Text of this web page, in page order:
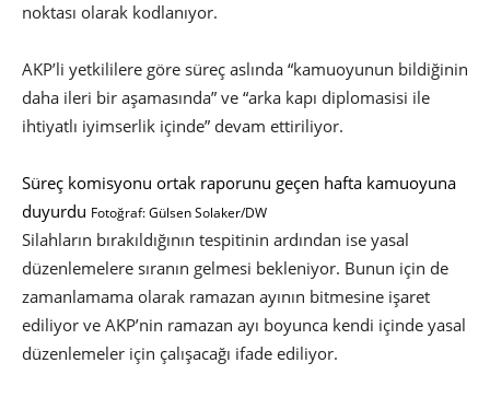
noktası olarak kodlanıyor.
AKP’li yetkililere göre süreç aslında “kamuoyunun bildiğinin
daha ileri bir aşamasında” ve “arka kapı diplomasisi ile
ihtiyatlı iyimserlik içinde” devam ettiriliyor.
Süreç komisyonu ortak raporunu geçen hafta kamuoyuna
duyurdu Fotoğraf: Gülsen Solaker/DW
Silahların bırakıldığının tespitinin ardından ise yasal
düzenlemelere sıranın gelmesi bekleniyor. Bunun için de
zamanlamama olarak ramazan ayının bitmesine işaret
ediliyor ve AKP’nin ramazan ayı boyunca kendi içinde yasal
düzenlemeler için çalışacağı ifade ediliyor.